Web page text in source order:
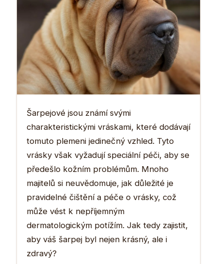
Šarpejové jsou známí svými
charakteristickými vráskami, které dodávají
tomuto plemeni jedinečný vzhled. Tyto
vrásky však vyžadují speciální péči, aby se
předešlo kožním problémům. Mnoho
majitelů si neuvědomuje, jak důležité je
pravidelné čištění a péče o vrásky, což
může vést k nepříjemným
dermatologickým potížím. Jak tedy zajistit,
aby váš šarpej byl nejen krásný, ale i
zdravý?